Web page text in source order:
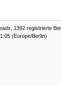
1392 registrierte
(Europe/Berlin)